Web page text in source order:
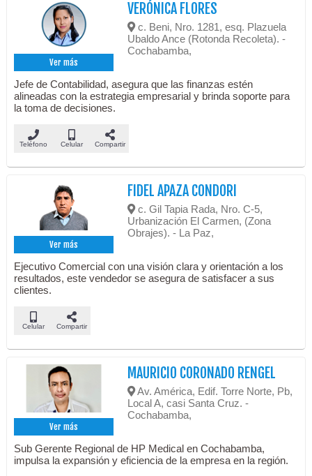
Ver más
VERÓNICA FLORES
c. Beni, Nro. 1281, esq. Plazuela
Ubaldo Ance (Rotonda Recoleta). -
Cochabamba,
Jefe de Contabilidad, asegura que las finanzas estén
alineadas con la estrategia empresarial y brinda soporte para
la toma de decisiones.
Teléfono Celular Compartir
Ver más
FIDEL APAZA CONDORI
c. Gil Tapia Rada, Nro. C-5,
Urbanización El Carmen, (Zona
Obrajes). - La Paz,
Ejecutivo Comercial con una visión clara y orientación a los
resultados, este vendedor se asegura de satisfacer a sus
clientes.
Celular Compartir
Ver más
MAURICIO CORONADO RENGEL
Av. América, Edif. Torre Norte, Pb,
Local A, casi Santa Cruz. -
Cochabamba,
Sub Gerente Regional de HP Medical en Cochabamba,
impulsa la expansión y eficiencia de la empresa en la región.